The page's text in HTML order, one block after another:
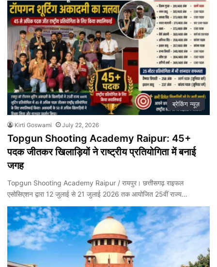
ब्रेकिंग न्यूज़
Kirti Goswami July 22, 2026
Topgun Shooting Academy Raipur: 45+
पदक जीतकर खिलाड़ियों ने राष्ट्रीय प्रतियोगिता में बनाई
जगह
Topgun Shooting Academy Raipur / रायपुर। छत्तीसगढ़ राइफल
एसोसिएशन द्वारा 12 जुलाई से 21 जुलाई 2026 तक आयोजित 25वीं राज्य…